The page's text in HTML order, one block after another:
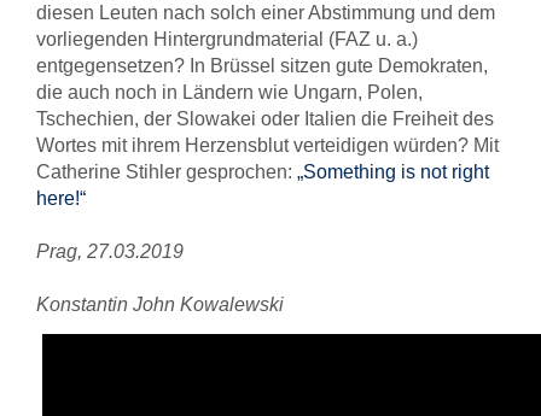
diesen Leuten nach solch einer Abstimmung und dem
vorliegenden Hintergrundmaterial (FAZ u. a.)
entgegensetzen? In Brüssel sitzen gute Demokraten,
die auch noch in Ländern wie Ungarn, Polen,
Tschechien, der Slowakei oder Italien die Freiheit des
Wortes mit ihrem Herzensblut verteidigen würden? Mit
Catherine Stihler gesprochen: „Something is not right
here!“
Prag, 27.03.2019
Konstantin John Kowalewski